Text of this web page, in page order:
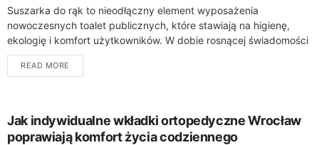
Suszarka do rąk to nieodłączny element wyposażenia
nowoczesnych toalet publicznych, które stawiają na higienę,
ekologię i komfort użytkowników. W dobie rosnącej świadomości
dotyczącej ochrony środowiska i efektywnego zarządzania
zasobami, nowoczesne...
READ MORE
Jak indywidualne wkładki ortopedyczne Wrocław
poprawiają komfort życia codziennego